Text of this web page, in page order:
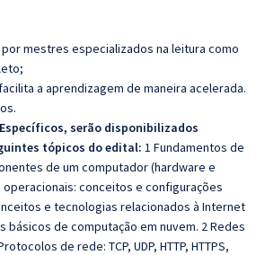
mestres especializados na leitura como
a aprendizagem de maneira acelerada.
serão disponibilizados
tópicos do edital: 1 Fundamentos de
de um computador (hardware e
operacionais: conceitos e configurações
e tecnologias relacionados à Internet
básicos de computação em nuvem. 2 Redes
de rede: TCP, UDP, HTTP, HTTPS,